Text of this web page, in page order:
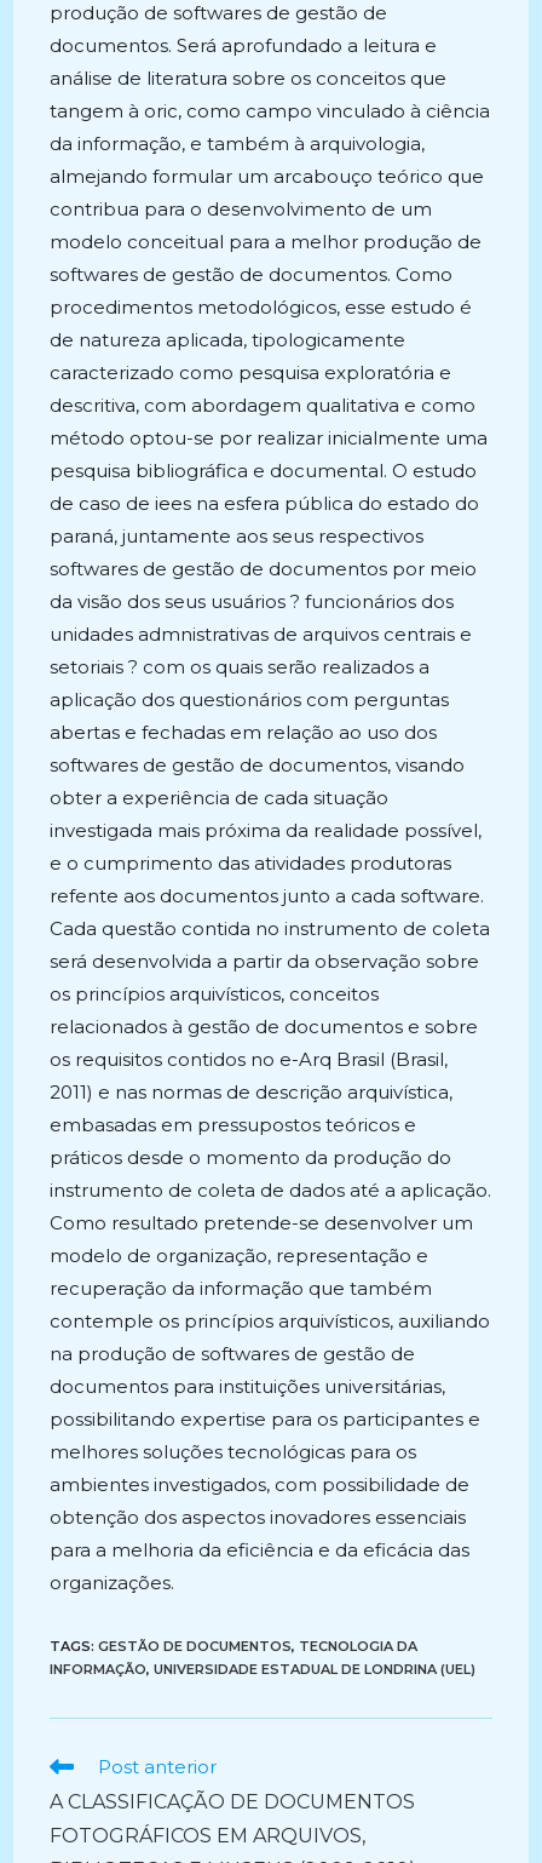
produção de softwares de gestão de
documentos. Será aprofundado a leitura e
análise de literatura sobre os conceitos que
tangem à oric, como campo vinculado à ciência
da informação, e também à arquivologia,
almejando formular um arcabouço teórico que
contribua para o desenvolvimento de um
modelo conceitual para a melhor produção de
softwares de gestão de documentos. Como
procedimentos metodológicos, esse estudo é
de natureza aplicada, tipologicamente
caracterizado como pesquisa exploratória e
descritiva, com abordagem qualitativa e como
método optou-se por realizar inicialmente uma
pesquisa bibliográfica e documental. O estudo
de caso de iees na esfera pública do estado do
paraná, juntamente aos seus respectivos
softwares de gestão de documentos por meio
da visão dos seus usuários ? funcionários dos
unidades admnistrativas de arquivos centrais e
setoriais ? com os quais serão realizados a
aplicação dos questionários com perguntas
abertas e fechadas em relação ao uso dos
softwares de gestão de documentos, visando
obter a experiência de cada situação
investigada mais próxima da realidade possível,
e o cumprimento das atividades produtoras
refente aos documentos junto a cada software.
Cada questão contida no instrumento de coleta
será desenvolvida a partir da observação sobre
os princípios arquivísticos, conceitos
relacionados à gestão de documentos e sobre
os requisitos contidos no e-Arq Brasil (Brasil,
2011) e nas normas de descrição arquivística,
embasadas em pressupostos teóricos e
práticos desde o momento da produção do
instrumento de coleta de dados até a aplicação.
Como resultado pretende-se desenvolver um
modelo de organização, representação e
recuperação da informação que também
contemple os princípios arquivísticos, auxiliando
na produção de softwares de gestão de
documentos para instituições universitárias,
possibilitando expertise para os participantes e
melhores soluções tecnológicas para os
ambientes investigados, com possibilidade de
obtenção dos aspectos inovadores essenciais
para a melhoria da eficiência e da eficácia das
organizações.
TAGS:GESTÃO DE DOCUMENTOS, TECNOLOGIA DA
INFORMAÇÃO, UNIVERSIDADE ESTADUAL DE LONDRINA (UEL)
Ler
artigos
Post anterior
A CLASSIFICAÇÃO DE DOCUMENTOS
FOTOGRÁFICOS EM ARQUIVOS,